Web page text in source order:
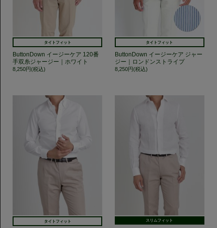
タイトフィット
ButtonDown イージーケア 120番
手双糸ジャージー｜ホワイト
8,250円(税込)
タイトフィット
ButtonDown イージーケア ジャー
ジー｜ロンドンストライプ
8,250円(税込)
タイトフィット スリムフィット